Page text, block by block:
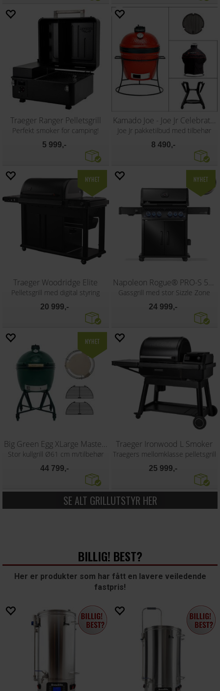
Traeger Ranger Pelletsgrill
Perfekt smoker for camping!
5 999,-
Kamado Joe - Joe Jr Celebration Pack
Joe Jr pakketilbud med tilbehør
8 490,-
Traeger Woodridge Elite
Pelletsgrill med digital styring
20 999,-
Napoleon Rogue® PRO-S 525, matt svart
Gassgrill med stor Sizzle Zone
24 999,-
Big Green Egg XLarge Master Set
Stor kullgrill Ø61 cm m/tilbehør
44 799,-
Traeger Ironwood L Smoker
Traegers mellomklasse pelletsgrill
25 999,-
SE ALT GRILLUTSTYR HER
BILLIG! BEST?
Her er produkter som har fått en lavere veiledende
fastpris!